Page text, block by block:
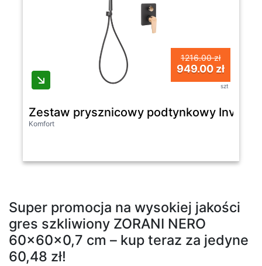
1216.00 zł
949.00 zł
szt
Zestaw prysznicowy podtynkowy Invena
Komfort
Super promocja na wysokiej jakości
gres szkliwiony ZORANI NERO
60x60x0,7 cm – kup teraz za jedyne
60,48 zł!